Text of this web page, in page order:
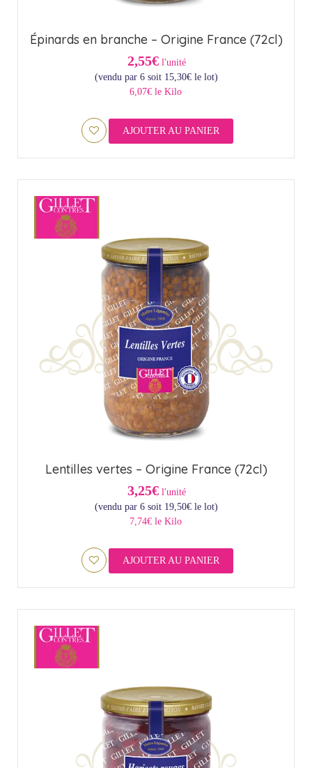
Épinards en branche – Origine France (72cl)
2,55€ l'unité
(vendu par 6 soit 15,30€le lot)
6,07€ le Kilo
AJOUTER AU PANIER
Lentilles vertes – Origine France (72cl)
3,25€ l'unité
(vendu par 6 soit 19,50€le lot)
7,74€ le Kilo
AJOUTER AU PANIER